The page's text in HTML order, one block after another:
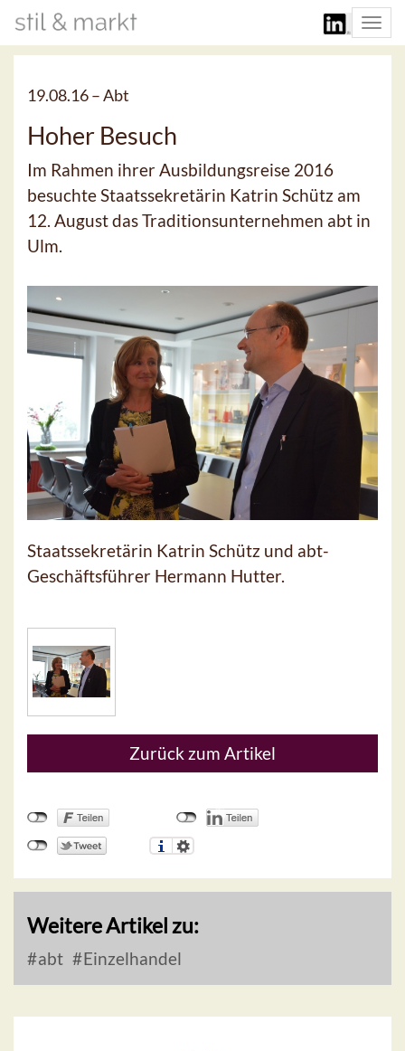
19.08.16 –Abt
Hoher Besuch
Im Rahmen ihrer Ausbildungsreise 2016
besuchte Staatssekretärin Katrin Schütz am
12. August das Traditionsunternehmen abt in
Ulm.
Staatssekretärin Katrin Schütz und abt-
Geschäftsführer Hermann Hutter.
Zurück zum Artikel
Weitere Artikel zu:
abt Einzelhandel